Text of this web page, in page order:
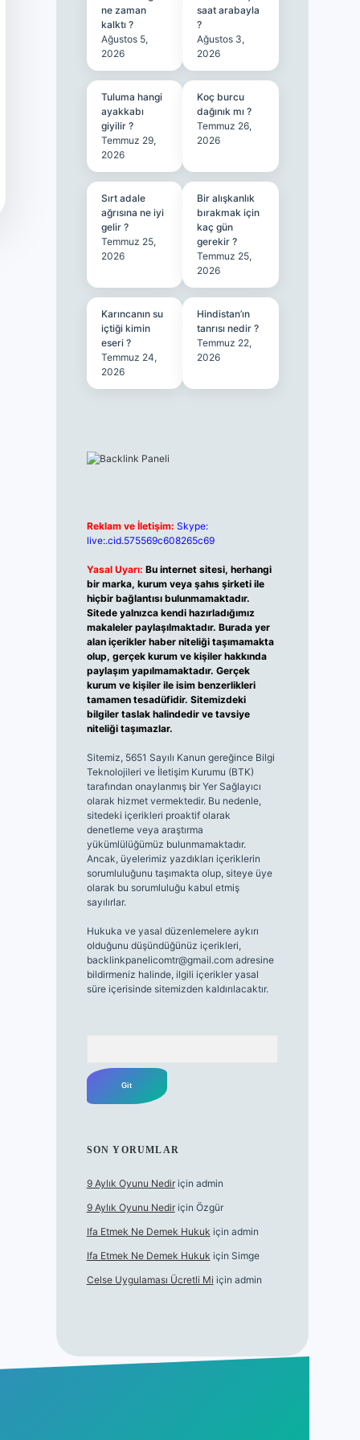
ne zaman
kalktı ?
Ağustos 5,
2026
saat arabayla
?
Ağustos 3,
2026
Tuluma hangi
ayakkabı
giyilir ?
Temmuz 29,
2026
Koç burcu
dağınık mı ?
Temmuz 26,
2026
Sırt adale
ağrısına ne iyi
gelir ?
Temmuz 25,
2026
Bir alışkanlık
bırakmak için
kaç gün
gerekir ?
Temmuz 25,
2026
Karıncanın su
içtiği kimin
eseri ?
Temmuz 24,
2026
Hindistan’ın
tanrısı nedir ?
Temmuz 22,
2026
Reklam ve İletişim: Skype:
live:.cid.575569c608265c69
Yasal Uyarı: Bu internet sitesi, herhangi
bir marka, kurum veya şahıs şirketi ile
hiçbir bağlantısı bulunmamaktadır.
Sitede yalnızca kendi hazırladığımız
makaleler paylaşılmaktadır. Burada yer
alan içerikler haber niteliği taşımamakta
olup, gerçek kurum ve kişiler hakkında
paylaşım yapılmamaktadır. Gerçek
kurum ve kişiler ile isim benzerlikleri
tamamen tesadüfidir. Sitemizdeki
bilgiler taslak halindedir ve tavsiye
niteliği taşımazlar.
Sitemiz, 5651 Sayılı Kanun gereğince Bilgi
Teknolojileri ve İletişim Kurumu (BTK)
tarafından onaylanmış bir Yer Sağlayıcı
olarak hizmet vermektedir. Bu nedenle,
sitedeki içerikleri proaktif olarak
denetleme veya araştırma
yükümlülüğümüz bulunmamaktadır.
Ancak, üyelerimiz yazdıkları içeriklerin
sorumluluğunu taşımakta olup, siteye üye
olarak bu sorumluluğu kabul etmiş
sayılırlar.
Hukuka ve yasal düzenlemelere aykırı
olduğunu düşündüğünüz içerikleri,
backlinkpanelicomtr@gmail.comadresine
bildirmeniz halinde, ilgili içerikler yasal
süre içerisinde sitemizden kaldırılacaktır.
SON YORUMLAR
9 Aylık Oyunu Nediriçin admin
9 Aylık Oyunu Nediriçin Özgür
Ifa Etmek Ne Demek Hukuk için admin
Ifa Etmek Ne Demek Hukuk için Simge
Celse Uygulaması Ücretli Mi için admin